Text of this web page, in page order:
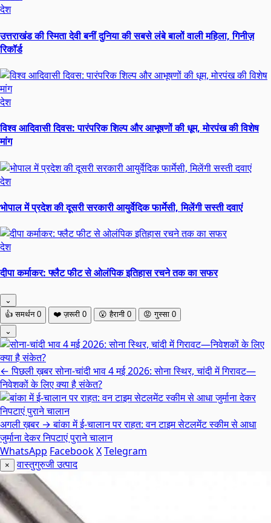
देश
उत्तराखंड की स्मिता देवी बनीं दुनिया की सबसे लंबे बालों वाली महिला, गिनीज़
रिकॉर्ड
देश
विश्व आदिवासी दिवस: पारंपरिक शिल्प और आभूषणों की धूम, मोरपंख की विशेष
मांग
देश
भोपाल में प्रदेश की दूसरी सरकारी आयुर्वेदिक फार्मेसी, मिलेंगी सस्ती दवाएं
देश
दीपा कर्माकर: फ्लैट फीट से ओलंपिक इतिहास रचने तक का सफर
⌄
👍 समर्थन 0 ❤️ ज़रूरी 0 😮 हैरानी 0 😡 गुस्सा 0
⌄
← पिछली ख़बरसोना-चांदी भाव 4 मई 2026: सोना स्थिर, चांदी में गिरावट—
निवेशकों के लिए क्या है संकेत?
अगली ख़बर →बांका में ई-चालान पर राहत: वन टाइम सेटलमेंट स्कीम से आधा
जुर्माना देकर निपटाएं पुराने चालान
WhatsApp FacebookXTelegram
× वास्तुगुरुजी उत्पाद